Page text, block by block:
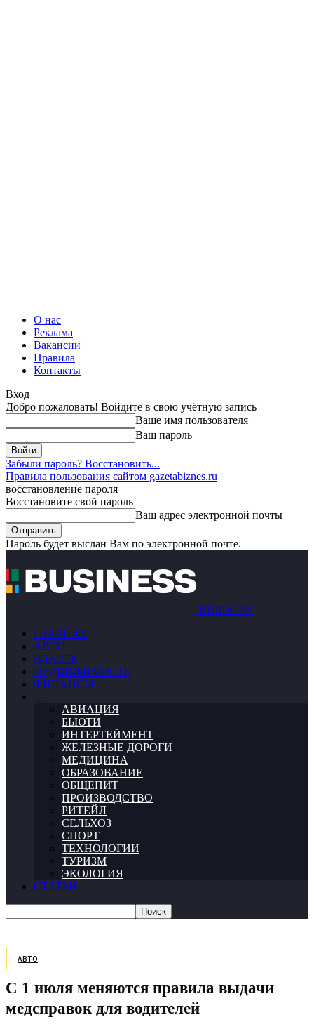
О нас
Реклама
Вакансии
Правила
Контакты
Вход
Добро пожаловать! Войдите в свою учётную запись
Ваше имя пользователя
Ваш пароль
Забыли пароль? Восстановить...
Правила пользования сайтом gazetabiznes.ru
восстановление пароля
Восстановите свой пароль
Ваш адрес электронной почты
Пароль будет выслан Вам по электронной почте.
BUSINESS
ГЛАВНАЯ
АВТО
ВЛАСТЬ
НЕДВИЖИМОСТЬ
ФИНАНСЫ
…
АВИАЦИЯ
БЬЮТИ
ИНТЕРТЕЙМЕНТ
ЖЕЛЕЗНЫЕ ДОРОГИ
МЕДИЦИНА
ОБРАЗОВАНИЕ
ОБЩЕПИТ
ПРОИЗВОДСТВО
РИТЕЙЛ
СЕЛЬХОЗ
СПОРТ
ТЕХНОЛОГИИ
ТУРИЗМ
ЭКОЛОГИЯ
СТАТЬИ
АВТО
С 1 июля меняются правила выдачи
медсправок для водителей